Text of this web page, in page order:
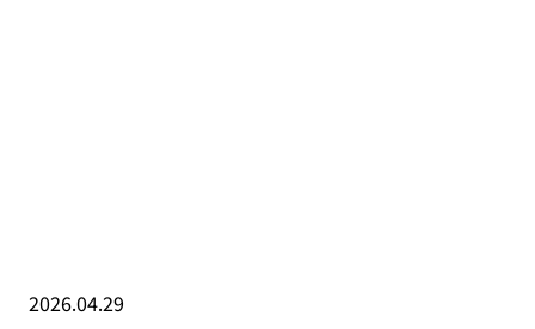
2026.04.29